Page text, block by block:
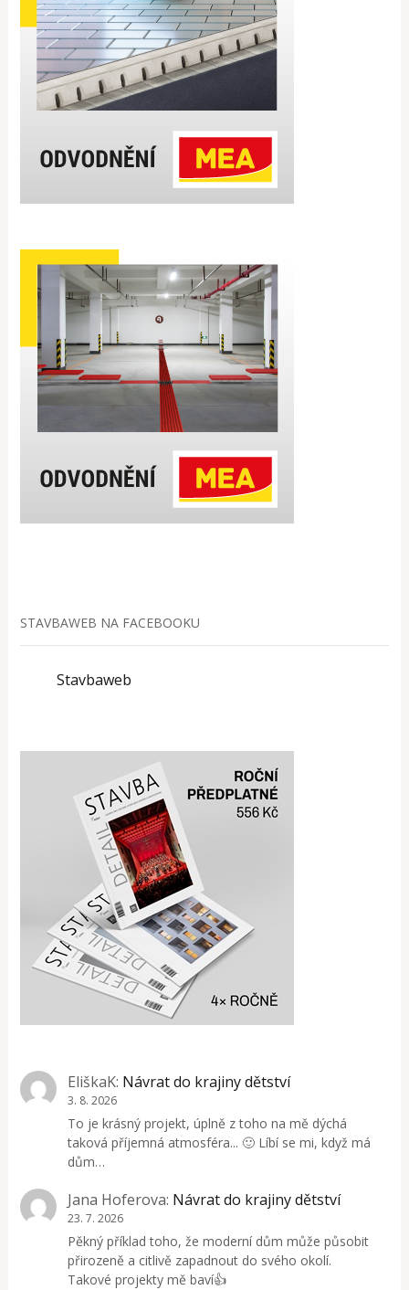
STAVBAWEB NA FACEBOOKU
Stavbaweb
EliškaK: Návrat do krajiny dětství
3. 8. 2026
To je krásný projekt, úplně z toho na mě dýchá
taková příjemná atmosféra... 🙂 Líbí se mi, když má
dům…
Jana Hoferova: Návrat do krajiny dětství
23. 7. 2026
Pěkný příklad toho, že moderní dům může působit
přirozeně a citlivě zapadnout do svého okolí.
Takové projekty mě baví👍